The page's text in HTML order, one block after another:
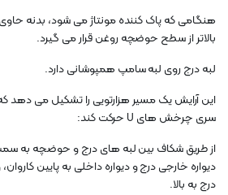
هنگامی که پاک کننده مونتاژ می شود، بدنه
بالاتر از سطح حوضچه روغن قرار می گیرد.
لبه درج روی لبه سامپ همپوشانی دارد.
این آرایش یک مسیر هزارتویی را تشکیل می دهد
سری چرخش های U حرکت کند:
از طریق شکاف بین لبه های درج و حوضچه به سمت
دیواره خارجی درج و دیواره داخلی به پایین کاروان،
درج به بالا.